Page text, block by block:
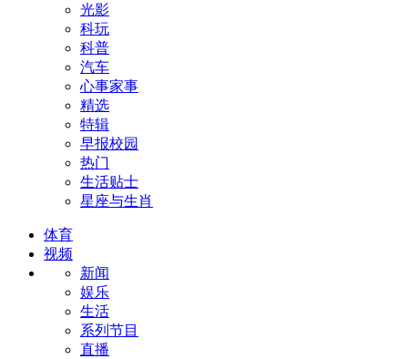
光影
科玩
科普
汽车
心事家事
精选
特辑
早报校园
热门
生活贴士
星座与生肖
体育
视频
新闻
娱乐
生活
系列节目
直播